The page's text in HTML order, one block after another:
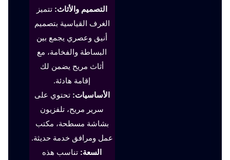
التصميم والأثاث: تتميز
الغرف القياسية بتصميم
أنيق وعصري يجمع بين
البساطة والفخامة، مع
أثاث مريح يضمن لك
إقامة هادئة.
الأساسيات: تحتوي على
سرير مريح، تلفزيون
بشاشة مسطحة، مكتب
عمل ومرافق خدمة حديثة.
السعة: تناسب هذه